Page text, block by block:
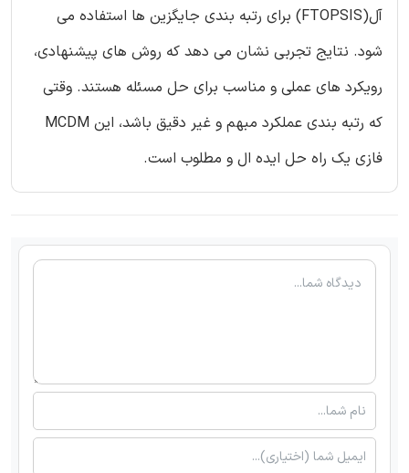
آل(FTOPSIS) برای رتبه بندی جایگزین ها استفاده می
شود. نتایج تجربی نشان می دهد که روش های پیشنهادی،
رویکرد های عملی و مناسب برای حل مسئله هستند. وقتی
که رتبه بندی عملکرد مبهم و غیر دقیق باشد، این MCDM
فازی یک راه حل ایده ال و مطلوب است.